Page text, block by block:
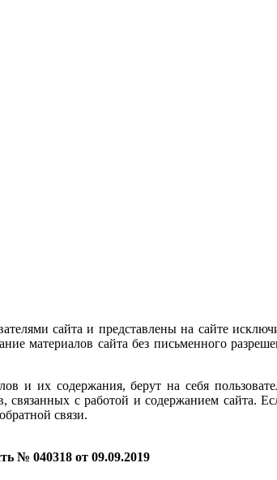
сайта и представлены на сайте
материалов сайта без письменного
и их содержания, берут на себя
с работой и содержанием сайта.
связи.
№ 040318 от 09.09.2019